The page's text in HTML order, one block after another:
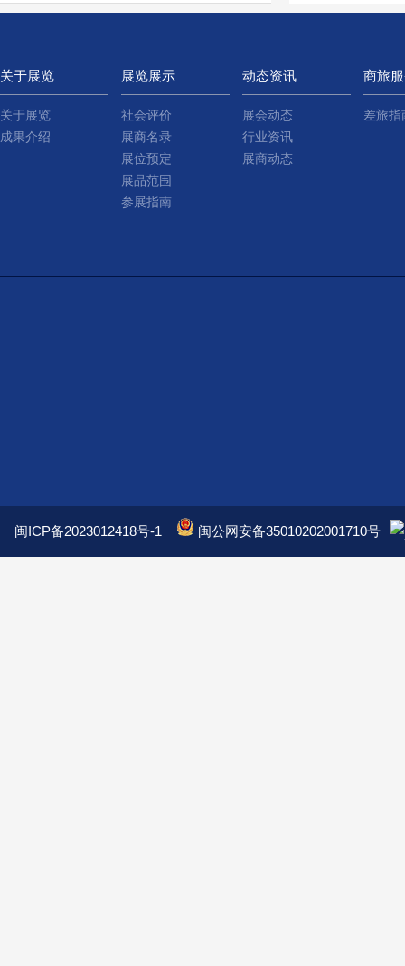
关于展览
关于展览
成果介绍
展览展示
社会评价
展商名录
展位预定
展品范围
参展指南
动态资讯
展会动态
行业资讯
展商动态
商旅
差旅指
闽ICP备2023012418号-1 闽公网安备35010202001710号